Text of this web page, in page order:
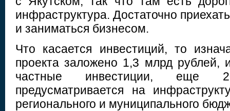
инфраструктура. Достаточно
и заниматься бизнесом.
Что касается инвестиций, то
проекта заложено 1,3 млрд рублей,
частные инвестиции, еще
предусматривается на
регионального и муниципального